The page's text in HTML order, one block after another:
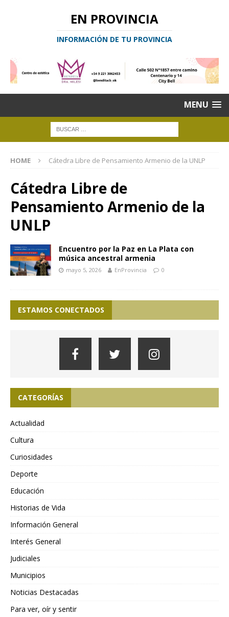
EN PROVINCIA
INFORMACIÓN DE TU PROVINCIA
MENU
HOME Cátedra Libre de Pensamiento Armenio de la UNLP
Cátedra Libre de
Pensamiento Armenio de la
UNLP
Encuentro por la Paz en La Plata con
música ancestral armenia
mayo 5, 2026 EnProvincia 0
ESTAMOS CONECTADOS
CATEGORÍAS
Actualidad
Cultura
Curiosidades
Deporte
Educación
Historias de Vida
Información General
Interés General
Judiciales
Municipios
Noticias Destacadas
Para ver, oír y sentir